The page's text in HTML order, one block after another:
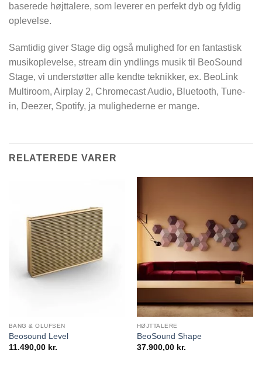
baserede højttalere, som leverer en perfekt dyb og fyldig
oplevelse.
Samtidig giver Stage dig også mulighed for en fantastisk
musikoplevelse, stream din yndlings musik til BeoSound
Stage, vi understøtter alle kendte teknikker, ex. BeoLink
Multiroom, Airplay 2, Chromecast Audio, Bluetooth, Tune-
in, Deezer, Spotify, ja mulighederne er mange.
RELATEREDE VARER
BANG & OLUFSEN
Beosound Level
11.490,00 kr.
HØJTTALERE
BeoSound Shape
37.900,00 kr.